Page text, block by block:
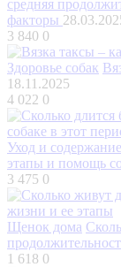
средняя
факторы
3 840 0
Здоровье собак
18.11.2025
4 022 0
Уход и содержание
этапы и помощь
3 475 0
Щенок дома
1 618 0